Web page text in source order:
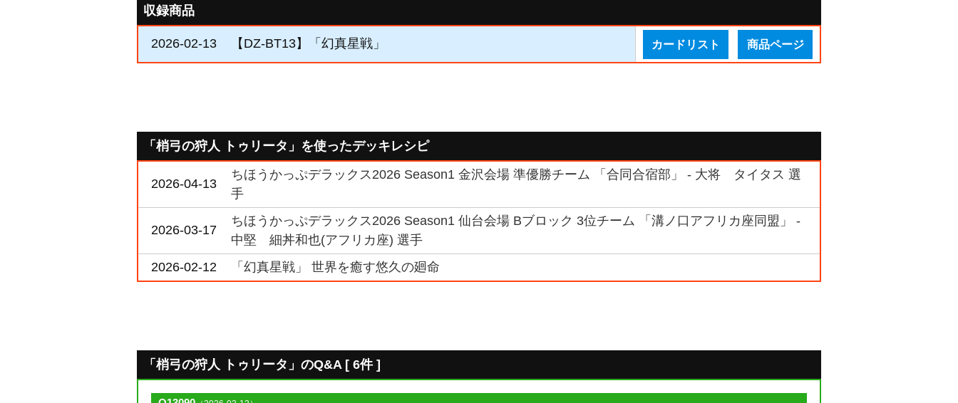
収録商品
2026-02-13 【DZ-BT13】「幻真星戦」 カードリスト 商品ページ
「梢弓の狩人 トゥリータ」を使ったデッキレシピ
2026-04-13
ちほうかっぷデラックス2026 Season1 金沢会場 準優勝チーム 「合同合宿部」 - 大将 タイタス 選
手
2026-03-17
ちほうかっぷデラックス2026 Season1 仙台会場 Bブロック 3位チーム 「溝ノ口アフリカ座同盟」 -
中堅 細丼和也(アフリカ座) 選手
2026-02-12
「幻真星戦」 世界を癒す悠久の廻命
「梢弓の狩人 トゥリータ」のQ&A [ 6件 ]